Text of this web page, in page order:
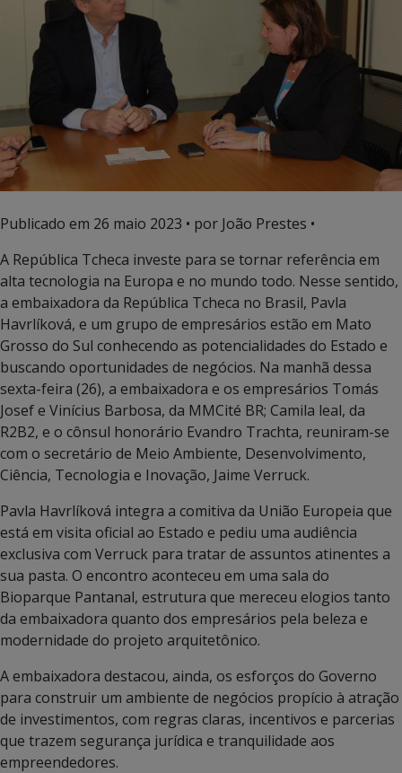
Publicado em 26 maio 2023 • por João Prestes •
A República Tcheca investe para se tornar referência em
alta tecnologia na Europa e no mundo todo. Nesse sentido,
a embaixadora da República Tcheca no Brasil, Pavla
Havrlíková, e um grupo de empresários estão em Mato
Grosso do Sul conhecendo as potencialidades do Estado e
buscando oportunidades de negócios. Na manhã dessa
sexta-feira (26), a embaixadora e os empresários Tomás
Josef e Vinícius Barbosa, da MMCité BR; Camila leal, da
R2B2, e o cônsul honorário Evandro Trachta, reuniram-se
com o secretário de Meio Ambiente, Desenvolvimento,
Ciência, Tecnologia e Inovação, Jaime Verruck.
Pavla Havrlíková integra a comitiva da União Europeia que
está em visita oficial ao Estado e pediu uma audiência
exclusiva com Verruck para tratar de assuntos atinentes a
sua pasta. O encontro aconteceu em uma sala do
Bioparque Pantanal, estrutura que mereceu elogios tanto
da embaixadora quanto dos empresários pela beleza e
modernidade do projeto arquitetônico.
A embaixadora destacou, ainda, os esforços do Governo
para construir um ambiente de negócios propício à atração
de investimentos, com regras claras, incentivos e parcerias
que trazem segurança jurídica e tranquilidade aos
empreendedores.